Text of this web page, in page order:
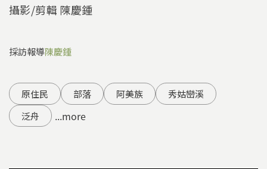
攝影/剪輯 陳慶鍾
採訪報導陳慶鍾
原住民 部落 阿美族
秀姑巒溪
泛舟
...more